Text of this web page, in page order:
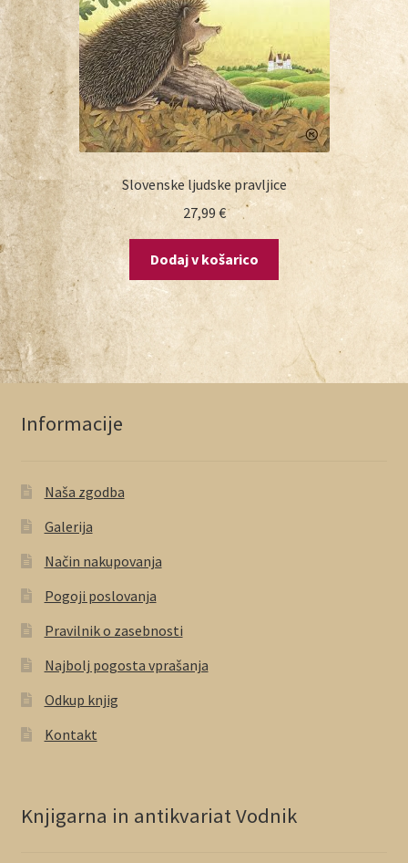
Slovenske ljudske pravljice
27,99 €
Dodaj v košarico
Informacije
Naša zgodba
Galerija
Način nakupovanja
Pogoji poslovanja
Pravilnik o zasebnosti
Najbolj pogosta vprašanja
Odkup knjig
Kontakt
Knjigarna in antikvariat Vodnik